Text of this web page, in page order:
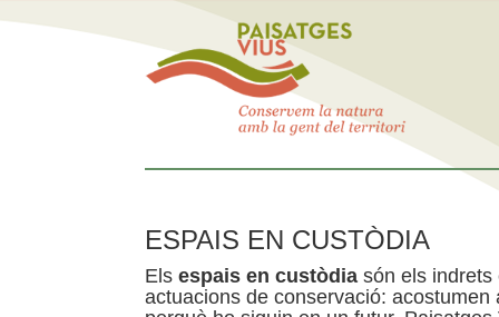
ESPAIS EN CUSTÒDIA
Els espais en custòdia són els indrets
actuacions de conservació: